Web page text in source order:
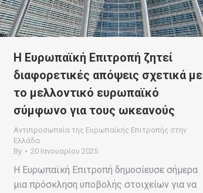
Η Ευρωπαϊκή Επιτροπή ζητεί
διαφορετικές απόψεις σχετικά με
το μελλοντικό ευρωπαϊκό
σύμφωνο για τους ωκεανούς
Αντιπροσωπεία της Ευρωπαϊκής Επιτροπής στην
Ελλάδα
By
20 Ιανουαρίου 2025
H Ευρωπαϊκή Επιτροπή δημοσίευσε σήμερα
μια πρόσκληση υποβολής στοιχείων για να